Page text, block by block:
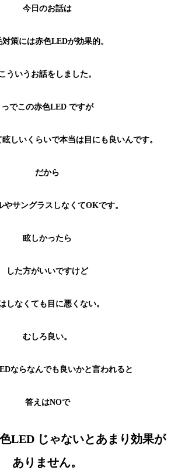
今日のお話は
対策には赤色LEDが効果的。
ういうお話をしました。
っでこの赤色LED ですが
しいくらいで本当は目にも良いんです。
だから
やサングラスしなくてOKです。
眩しかったら
した方がいいですけど
しなくても目に悪くない。
むしろ良い。
ならなんでも良いかと言われると
答えはNOで
LED じゃないとあまり効果が
ありません。